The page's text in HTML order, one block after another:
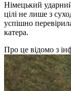
Німецький
цілі не лише з
успішно
катера.
Про це відомо з